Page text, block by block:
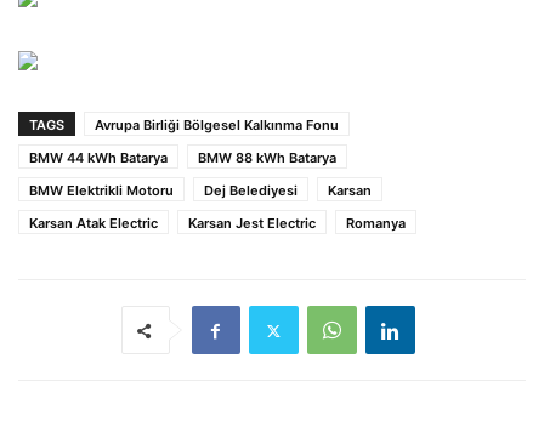
TAGS
Avrupa Birliği Bölgesel Kalkınma Fonu
BMW 44 kWh Batarya
BMW 88 kWh Batarya
BMW Elektrikli Motoru
Dej Belediyesi
Karsan
Karsan Atak Electric
Karsan Jest Electric Romanya